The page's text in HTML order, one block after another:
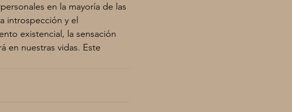
en la mayoría de las
introspección y el
existencial, la sensación
en nuestras vidas. Este